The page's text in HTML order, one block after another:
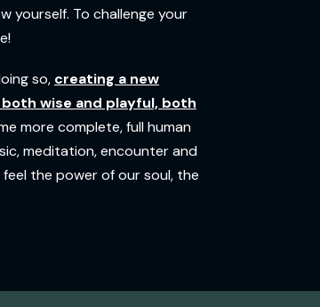
yourself. To challenge your
so, creating a new
wise and playful, both
more complete, full human
meditation, encounter and
the power of our soul, the